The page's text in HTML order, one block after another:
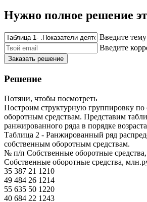
Нужно полное решение
Введите
Введите
Заказать решение
Решение
Потяни, чтобы посмотреть
Построим структурную группировку по
оборотным средствам. Представим
ранжированного ряда в порядке
Таблица 2 - Ранжированный ряд
собственным оборотным средствам.
№ п/п Собственные оборотные
Собственные оборотные средства,
35 387 21 1210
49 484 26 1214
55 635 50 1220
40 684 22 1243